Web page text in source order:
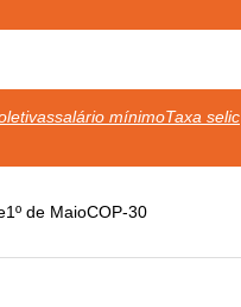
salário mínimoTaxa selic
1º de MaioCOP-30